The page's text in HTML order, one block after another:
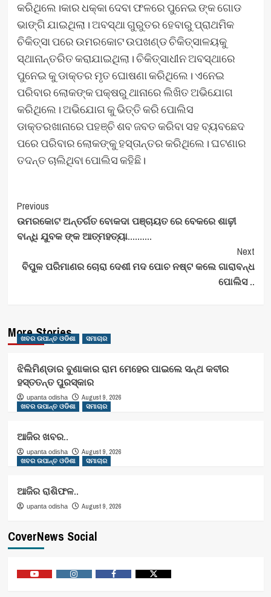
କରିଥିଲେ।କାର ଧକ୍କା ଦେବା ଫଳରେ ପୁନେଇ ଙ୍କ ଗୋଡ
ଭାଙ୍ଗି ଯାଇଥିଲା। ଅବସ୍ଥା ଗୁରୁତର ହେବାରୁ ପ୍ରାଥମିକ
ଚିକିତ୍ସା ପରେ ଉମରକୋଟ ଉପଖଣ୍ଡ ଚିକିତ୍ସାଳୟକୁ
ସ୍ଥାନାନ୍ତରିତ କରାଯାଇଥିଲା। ଚିକିତ୍ସାଧୀନ ଅବସ୍ଥାରେ
ପୁନେଇ କୁ ଡାକ୍ତର ମୃତ ଘୋଷଣା କରିଥିଲେ। ଏନେଇ
ପରିବାର ଲୋକଙ୍କ ପକ୍ଷରୁ ଥାନାରେ ଲିଖିତ ଅଭିଯୋଗ
କରିଥିଲେ। ଅଭିଯୋଗ କୁ ଭିତ୍ତି କରି ପୋଲିସ
ଡାକ୍ତରଖାନାରେ ପହଞ୍ଚି ଶବ ଜବତ କରିବା ସହ ବ୍ୟବଛେଦ
ପରେ ପରିବାର ଲୋକଙ୍କୁ ହସ୍ତାନ୍ତର କରିଥିଲେ। ଘଟଣାର
ତଦନ୍ତ ଚାଲିଥିବା ପୋଲିସ କହିଛି।
Post
Navigation
Previous
ଉମରକୋଟ ଅନ୍ତର୍ଗତ ବୋକଦା ପଞ୍ଚାୟତ ରେ ବେକରେ ଶାଢ଼ୀ
ବାନ୍ଧି ଯୁବକ ଙ୍କ ଆତ୍ମହତ୍ୟା……….
Next
ବିପୁଳ ପରିମାଣର ଚୋରା ଦେଶୀ ମଦ ପୋଚ ନଷ୍ଟ କଲେ ଗାରାବନ୍ଧ
ପୋଲିସ ..
More Stories
ଖବର ଉପାନ୍ତ ଓଡିଶା ସମାଚାର
ଝିଲିମିଣ୍ଡାର ବୁଣାକାର ରାମ ମେହେର ପାଇଲେ ସନ୍ଥ କବୀର
ହସ୍ତତନ୍ତ ପୁରସ୍କାର
upanta odisha
August 9, 2026
ଖବର ଉପାନ୍ତ ଓଡିଶା
ସମାଚାର
ଆଜିର ଖବର..
upanta odisha
August 9, 2026
ଖବର ଉପାନ୍ତ ଓଡିଶା
ସମାଚାର
ଆଜିର ରାଶିଫଳ..
upanta odisha August 9, 2026
CoverNews Social